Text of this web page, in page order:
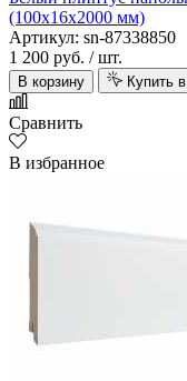
(100х16х2000 мм)
Артикул: sn-87338850
1 200 руб. / шт.
В корзину Купить
Сравнить
В избранное